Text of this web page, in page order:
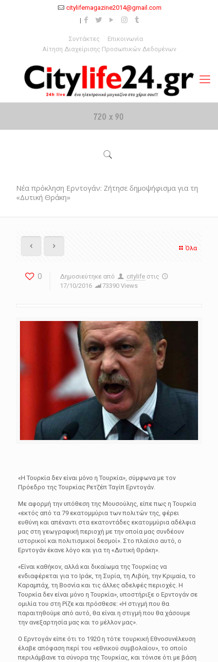
citylifemagazine2014@gmail.com
Συντάκτες
Επικοινωνία
Αίτηση Διαχείρισης Προσωπικών Δεδομένων
Νέα πρόκληση Ερντογάν: Ζήτησε δημοψήφισμα για τη
«Δυτική Θράκη»
Όλα
0 Δημοσιεύτηκε από citylife στις
17/10/2016
73390 Views
«Η Τουρκία δεν είναι μόνο η Τουρκία», σύμφωνα με τον
Πρόεδρο της Τουρκίας Ρετζέπ Ταγίπ Ερντογάν.
Με αφορμή την υπόθεση της Μουσούλης, είπε πως η Τουρκία
«εκτός από τα 79 εκατομμύρια των πολιτών της, φέρει
ευθύνη και απέναντι στα εκατοντάδες εκατομμύρια αδέλφια
μας στη γεωγραφική περιοχή με την οποία μας συνδέουν
ιστορικοί και πολιτισμικοί δεσμοί». Στο πλαίσιο αυτό, ο
Ερντογάν έκανε λόγο και για τη «Δυτική Θράκη».
«Είναι καθήκον, αλλά και δικαίωμα της Τουρκίας να
ενδιαφέρεται για το Ιράκ, τη Συρία, τη Λιβύη, την Κριμαία, το
Καραμπάχ, τη Βοσνία και τις άλλες αδελφές περιοχές. Η
Τουρκία δεν είναι μόνο η Τουρκία», υποστήριξε ο Ερντογάν σε
ομιλία του στη Ρίζε και πρόσθεσε: «Η στιγμή που θα
παραιτηθούμε από αυτό, θα είναι η στιγμή που θα χάσουμε
την ανεξαρτησία μας και το μέλλον μας».
Ο Ερντογάν είπε ότι το 1920 η τότε τουρκική Εθνοσυνέλευση
έλαβε απόφαση περί του «εθνικού συμβολαίου», το οποίο
περιλάμβανε τα σύνορα της Τουρκίας, και τόνισε ότι με βάση